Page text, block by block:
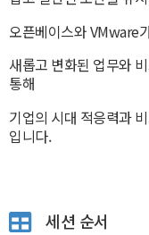
오픈베이스와 VMware
새롭고 변화된 업무와
통해
기업의 시대 적응력과
입니다.
세션 순서